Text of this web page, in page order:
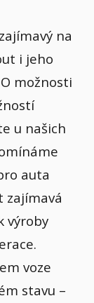
na
i jeho
možnosti
u našich
auta
zajímavá
výroby
voze
stavu –